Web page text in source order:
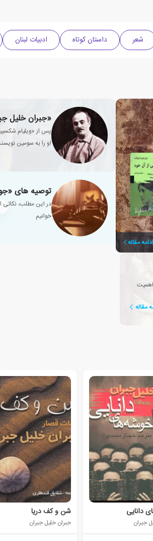
شعر داستان کوتاه ادبیات لبنان
ادامه مقاله
«جبران خلیل
او را به سومین
توصیه های
در این مطلب، نکاتی
خوانیم
مقاله
دانایی
جبران
شن و کف دریا
جبران خلیل جبران